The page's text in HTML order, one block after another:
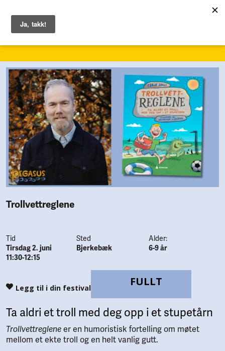
Trollvettreglene
Tid
Tirsdag 2. juni
11:30-12:15
Sted
Bjerkebæk
Alder:
6-9 år
Legg til i din festival FULLT
Ta aldri et troll med deg opp i et stupetårn
Trollvettreglene er en humoristisk fortelling om møtet
mellom et ekte troll og en helt vanlig gutt.